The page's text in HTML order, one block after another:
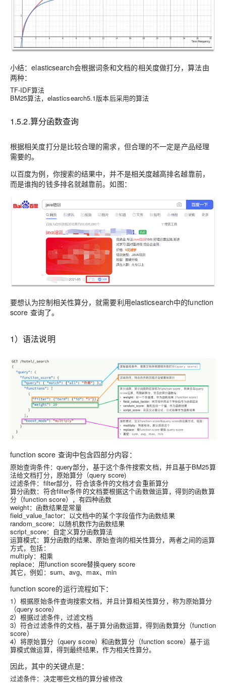
小结：elasticsearch会根据词条和文档的相关度做打分，算法由
两种：
TF-IDF算法
BM25算法，elasticsearch5.1版本后采用的算法
1.5.2.算分函数查询
根据相关度打分是比较合理的需求，但合理的不一定是产品经理
需要的。
以百度为例，你搜索的结果中，并不是相关度越高排名越靠前，
而是谁掏的钱多排名就越靠前。如图：
要想认为控制相关性算分，就需要利用elasticsearch中的function
score 查询了。
1）语法说明
function score 查询中包含四部分内容：
原始查询条件：query部分，基于这个条件搜索文档，并且基于BM25算
法给文档打分， 原始算分 （query score)
过滤条件：filter部分，符合该条件的文档才会重新算分
算分函数：符合filter条件的文档要根据这个函数做运算，得到的函数算
分 （function score），有四种函数
weight：函数结果是常量
field_value_factor：以文档中的某个字段值作为函数结果
random_score：以随机数作为函数结果
script_score：自定义算分函数算法
运算模式：算分函数的结果、原始查询的相关性算分，两者之间的运算
方式，包括：
multiply：相乘
replace：用function score替换query score
其它，例如：sum、avg、max、min
function score的运行流程如下：
1）根据原始条件查询搜索文档，并且计算相关性算分，称为原始算分
（query score）
2）根据过滤条件，过滤文档
3）符合过滤条件的文档，基于算分函数运算，得到函数算分（function
score）
4）将原始算分（query score）和函数算分（function score）基于运
算模式做运算，得到最终结果，作为相关性算分。
因此，其中的关键点是：
过滤条件：决定哪些文档的算分被修改